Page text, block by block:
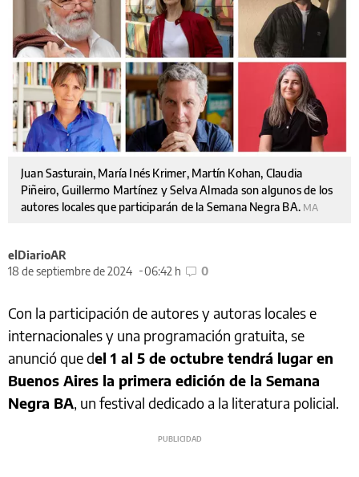
Juan Sasturain, María Inés Krimer, Martín Kohan, Claudia
Piñeiro, Guillermo Martínez y Selva Almada son algunos de los
autores locales que participarán de la Semana Negra BA. MA
elDiarioAR
18 de septiembre de 2024
06:42 h 0
Con la participación de autores y autoras locales e
internacionales y una programación gratuita, se
anunció que del 1 al 5 de octubre tendrá lugar en
Buenos Aires la primera edición de la Semana
Negra BA, un festival dedicado a la literatura policial.